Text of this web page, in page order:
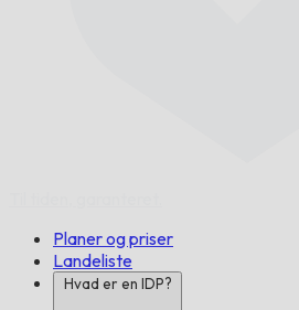
Planer og priser
Landeliste
Hvad er en IDP?